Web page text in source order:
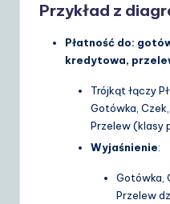
Przykład z
Płatność do:
kredytowa,
Trójkąt łączy
Gotówka, Czek,
Przelew(klasy
Wyjaśnienie:
Gotówka,
Przelew